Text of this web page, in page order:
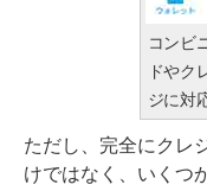
コンビ
ドやク
ジに対
ただし、完全にクレ
けではなく、いくつ